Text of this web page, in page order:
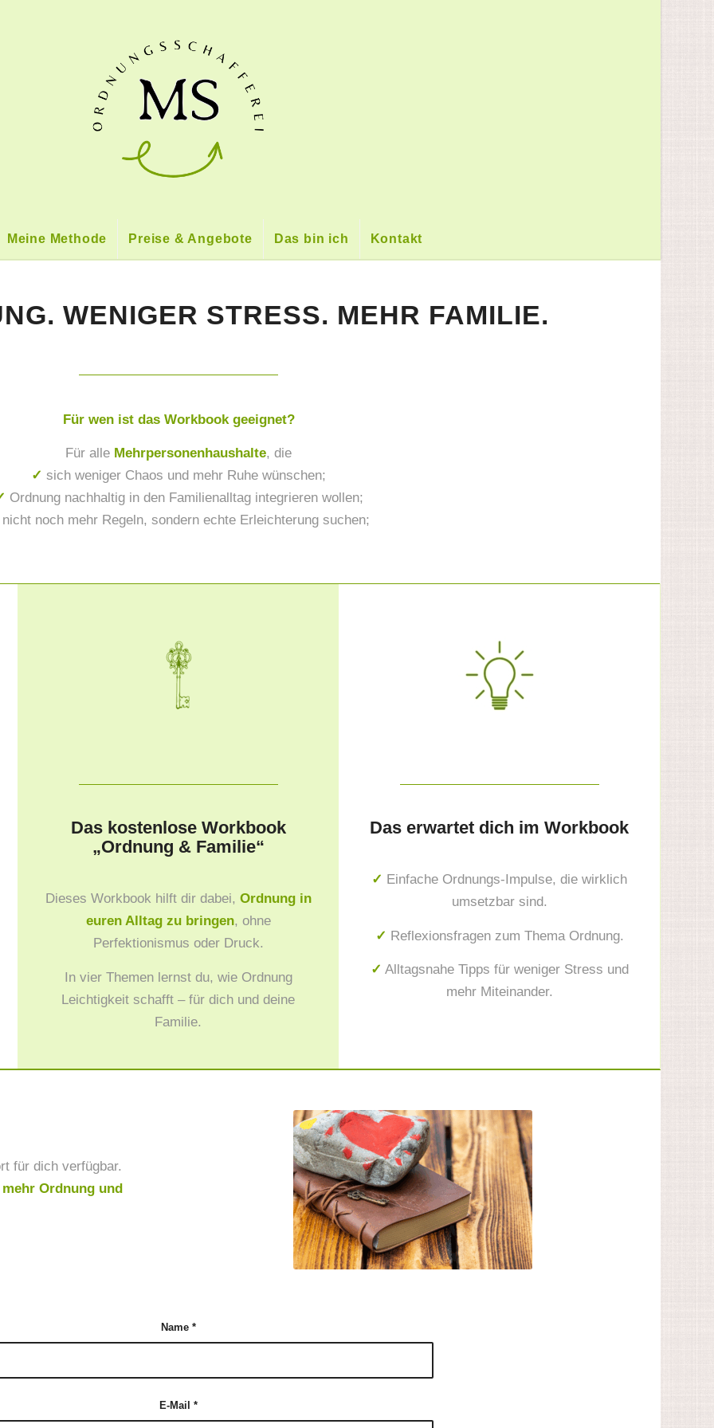
Meine Methode Preise & Angebote Das bin ich Kontakt
WENIGER STRESS. MEHR FAMILIE.
Für wen ist das Workbook geeignet?
Für alle Mehrpersonenhaushalte, die
✓ sich weniger Chaos und mehr Ruhe wünschen;
Ordnung nachhaltig in den Familienalltag integrieren wollen;
noch mehr Regeln, sondern echte Erleichterung suchen;
Das kostenlose Workbook
„Ordnung & Familie“
Dieses Workbook hilft dir dabei, Ordnung in
euren Alltag zu bringen, ohne
Perfektionismus oder Druck.
In vier Themen lernst du, wie Ordnung
Leichtigkeit schafft – für dich und deine
Familie.
Das erwartet dich im Workbook
✓ Einfache Ordnungs-Impulse, die wirklich
umsetzbar sind.
✓ Reflexionsfragen zum Thema Ordnung.
✓ Alltagsnahe Tipps für weniger Stress und
mehr Miteinander.
für dich verfügbar.
Ordnung und
Name *
E-Mail *